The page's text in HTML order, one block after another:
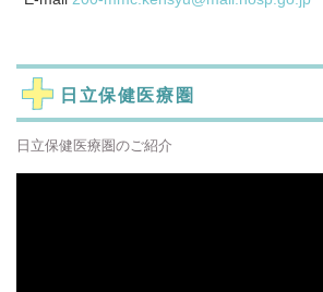
日立保健医療圏
日立保健医療圏のご紹介